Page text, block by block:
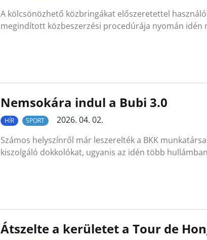
A kölcsönözhető közbringákat előszeretettel
megindított közbeszerzési procedúrája nyomán idén
Nemsokára indul a Bubi 3.0
HÍR SPORT
2026. 04. 02.
Számos helyszínről már leszerelték a BKK
kiszolgáló dokkolókat, ugyanis az idén több
Átszelte a kerületet a Tour de